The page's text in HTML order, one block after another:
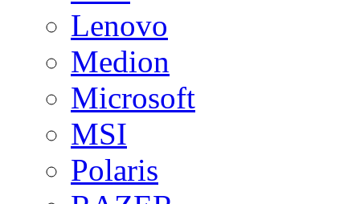
Lenovo
Medion
Microsoft
MSI
Polaris